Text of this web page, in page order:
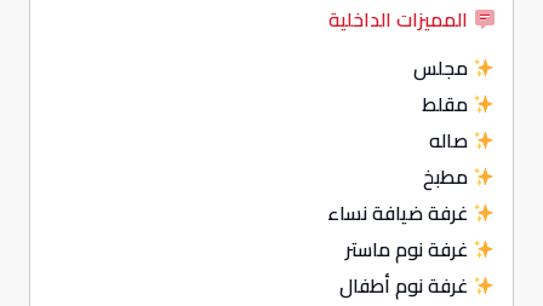
المميزات الداخلية
مجلس
مقلط
صاله
مطبخ
غرفة ضيافة نساء
غرفة نوم ماستر
غرفة نوم أطفال